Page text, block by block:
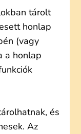
tárolt
honlap
(vagy
a honlap
és
Az